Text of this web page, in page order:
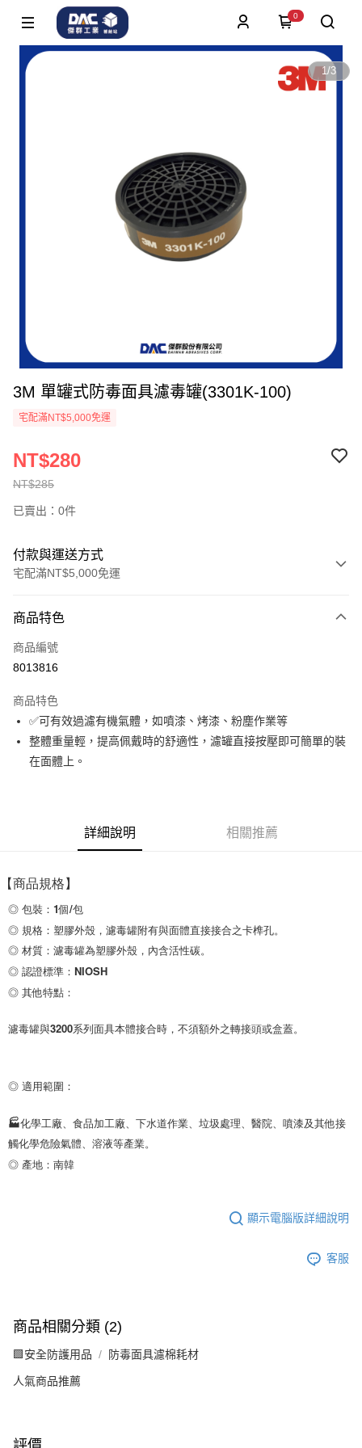
0
1/3
3M 單罐式防毒面具濾毒罐(3301K-100)
宅配滿NT$5,000免運
NT$285
NT$280
已賣出：0件
付款與運送方式
宅配滿NT$5,000免運
信用卡一次付款
超商取貨付款
Apple Pay
街口支付
每筆NT$60
7-11取貨付款
每筆NT$60
付款後7-11取貨
每筆NT$60
商品特色
商品編號
8013816
商品特色
✅可有效過濾有機氣體，如噴漆、烤漆、粉塵作業等
整體重量輕，提高佩戴時的舒適性，濾罐直接按壓即可簡單的裝
在面體上。
詳細說明 相關推薦
【商品規格】
◎ 包裝：1個/包
◎ 規格：塑膠外殼，濾毒罐附有與面體直接接合之卡榫孔。
◎ 材質：濾毒罐為塑膠外殼，內含活性碳。
◎ 認證標準：NIOSH
◎ 其他特點：
濾毒罐與3200系列面具本體接合時，不須額外之轉接頭或盒蓋。
◎ 適用範圍：
🏭化學工廠、食品加工廠、下水道作業、垃圾處理、醫院、噴漆及其他接
觸化學危險氣體、溶液等產業。
◎ 產地：南韓
顯示電腦版詳細說明
客服
商品相關分類 (2)
🟩安全防護用品 防毒面具濾棉耗材
人氣商品推薦